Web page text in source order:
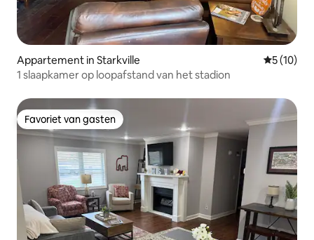
Appartement in Starkville
5 (10)
1 slaapkamer op loopafstand van het stadion
Favoriet van gasten
Favoriet van gasten